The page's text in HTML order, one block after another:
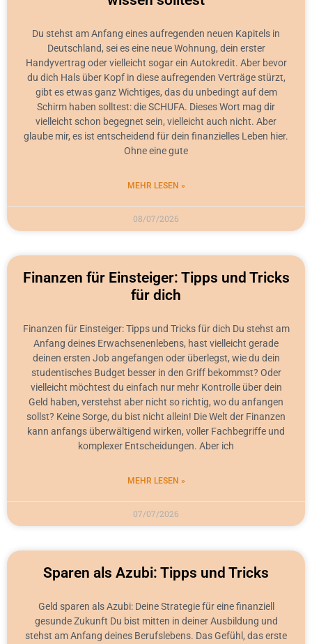
Du stehst am Anfang eines aufregenden neuen Kapitels in
Deutschland, sei es eine neue Wohnung, dein erster
Handyvertrag oder vielleicht sogar ein Autokredit. Aber bevor
du dich Hals über Kopf in diese aufregenden Verträge stürzt,
gibt es etwas ganz Wichtiges, das du unbedingt auf dem
Schirm haben solltest: die SCHUFA. Dieses Wort mag dir
vielleicht schon begegnet sein, vielleicht auch nicht. Aber
glaube mir, es ist entscheidend für dein finanzielles Leben hier.
Ohne eine gute
MEHR LESEN »
08/07/2026
Finanzen für Einsteiger: Tipps und Tricks
für dich
Finanzen für Einsteiger: Tipps und Tricks für dich Du stehst am
Anfang deines Erwachsenenlebens, hast vielleicht gerade
deinen ersten Job angefangen oder überlegst, wie du dein
studentisches Budget besser in den Griff bekommst? Oder
vielleicht möchtest du einfach nur mehr Kontrolle über dein
Geld haben, verstehst aber nicht so richtig, wo du anfangen
sollst? Keine Sorge, du bist nicht allein! Die Welt der Finanzen
kann anfangs überwältigend wirken, voller Fachbegriffe und
komplexer Entscheidungen. Aber ich
MEHR LESEN »
07/07/2026
Sparen als Azubi: Tipps und Tricks
Geld sparen als Azubi: Deine Strategie für eine finanziell
gesunde Zukunft Du bist mitten in deiner Ausbildung und
stehst am Anfang deines Berufslebens. Das Gefühl, das erste